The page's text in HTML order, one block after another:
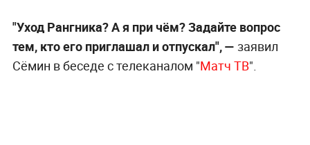
"Уход Рангника? А я при чём? Задайте вопрос
тем, кто его приглашал и отпускал",— заявил
Сёмин в беседе с телеканалом "Матч ТВ".